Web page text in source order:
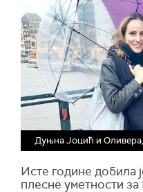
Дуњна Јоцић и
Исте године добила
плесне уметности за